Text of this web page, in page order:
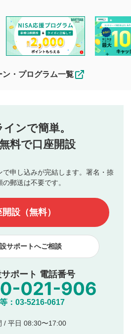
できます。（お名前とコメント
テンツに、評価およびコメントの
以下の注意事項をご理解のうえ、
としてください。
れる際の参考になるコメントをお
意事項に同意されたものとみなし
もしくは利用者と第三者間のトラ
害に対して一切の責任を負いませ
当社にて審査のうえ、掲載となり
に日数がかかる場合や掲載されない
各動画コンテンツへの掲載をもっ
します。ご了承ください。
と判断された投稿内容は、掲載を
います。
ツとは無関係の内容の投稿
傷や差別的表現投稿
る内容の投稿
話番号など個人を特定できる情報の
誘導や営利目的、広告・宣伝を目
標、著作権、その他の知的財産
ン・プログラム一覧
ンで簡単。
料で口座開設
申し込みが完結します。署名・捺
の郵送は不要です。
開設（無料）
サポートへご相談
ポート 電話番号
等：03-5216-0617
/ 平日 08:30〜17:00